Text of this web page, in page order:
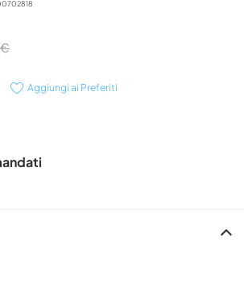
Aggiungi ai Preferiti